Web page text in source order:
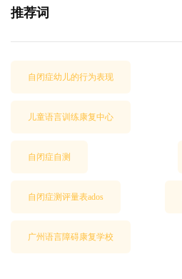
推荐词
自闭症幼儿的行为表现
儿童语言训练康复中心
自闭症自测
自闭症测评量表ados
广州语言障碍康复学校